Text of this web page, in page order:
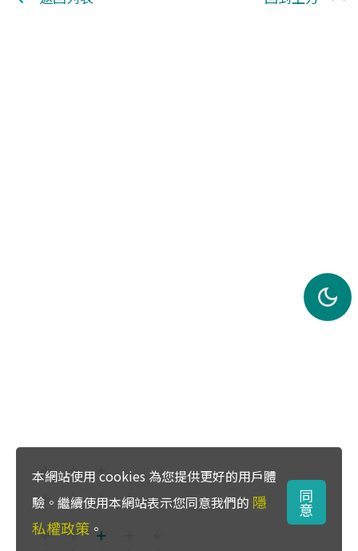
本網站使用 cookies 為您提供更好的用戶體
驗。繼續使用本網站表示您同意我們的 隱
私權政策 。
同
意